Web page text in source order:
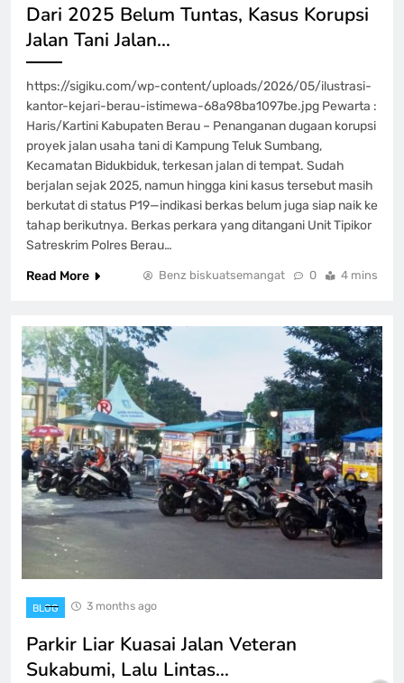
Dari 2025 Belum Tuntas, Kasus Korupsi
Jalan Tani Jalan…
https://sigiku.com/wp-content/uploads/2026/05/ilustrasi-
kantor-kejari-berau-istimewa-68a98ba1097be.jpg Pewarta :
Haris/Kartini Kabupaten Berau – Penanganan dugaan korupsi
proyek jalan usaha tani di Kampung Teluk Sumbang,
Kecamatan Bidukbiduk, terkesan jalan di tempat. Sudah
berjalan sejak 2025, namun hingga kini kasus tersebut masih
berkutat di status P19—indikasi berkas belum juga siap naik ke
tahap berikutnya. Berkas perkara yang ditangani Unit Tipikor
Satreskrim Polres Berau…
Read More
Benz biskuatsemangat 0 4 mins
BLOG 3 months ago
Parkir Liar Kuasai Jalan Veteran
Sukabumi, Lalu Lintas…